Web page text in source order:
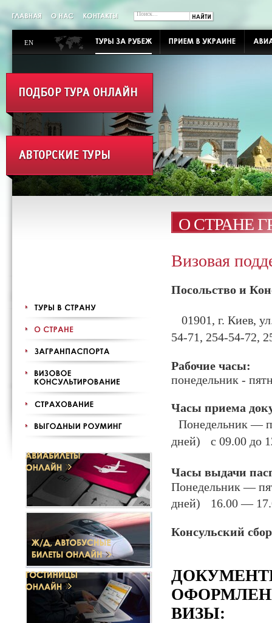
EN
О СТРАНЕ
Визовая
Посольство и
01901, г. Киев,
54-71, 254-54-72,
Рабочие часы:
понедельник -
Часы приема
Понедельник —
дней) с 09.00 до
Часы выдачи
Понедельник —
дней) 16.00 —
Консульский
ВИЗЫ: